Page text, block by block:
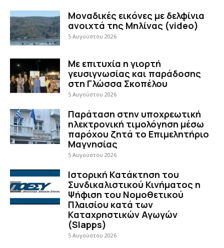
Μοναδικές εικόνες με δελφίνια
ανοιχτά της Μηλίνας (video)
5 Αυγούστου 2026
Με επιτυχία η γιορτή
γευσιγνωσίας και παράδοσης
στη Γλώσσα Σκοπέλου
5 Αυγούστου 2026
Παράταση στην υποχρεωτική
ηλεκτρονική τιμολόγηση μέσω
παρόχου ζητά το Επιμελητήριο
Μαγνησίας
5 Αυγούστου 2026
Ιστορική Κατάκτηση του
Συνδικαλιστικού Κινήματος η
Ψήφιση του Νομοθετικού
Πλαισίου κατά των
Καταχρηστικών Αγωγών
(Slapps)
5 Αυγούστου 2026